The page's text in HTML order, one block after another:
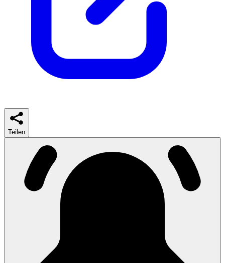
Teilen